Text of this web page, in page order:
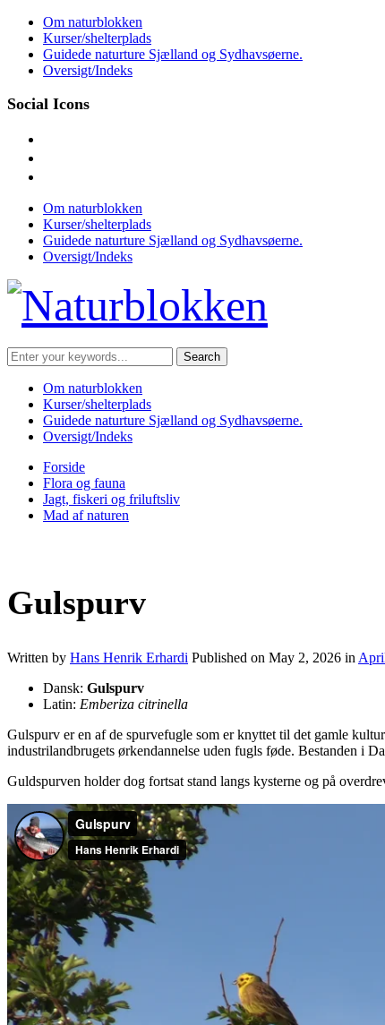
Skip
content
Om naturblokken
Kurser/shelterplads
Guidede naturture Sjælland og Sydhavsøerne.
Oversigt/Indeks
Social Icons
Om naturblokken
Kurser/shelterplads
Guidede naturture Sjælland og Sydhavsøerne.
Oversigt/Indeks
Search
for:
Om naturblokken
Kurser/shelterplads
Guidede naturture Sjælland og Sydhavsøerne.
Oversigt/Indeks
Forside
Flora og fauna
Jagt, fiskeri og friluftsliv
Mad af naturen
Gulspurv
Written by Hans Henrik Erhardi Published on May 2, 2026 in
Dansk: Gulspurv
Latin: Emberiza citrinella
Gulspurv er en af de spurvefugle som er knyttet til det gamle
industrilandbrugets ørkendannelse uden fugls føde. Bestanden i
Guldspurven holder dog fortsat stand langs kysterne og på